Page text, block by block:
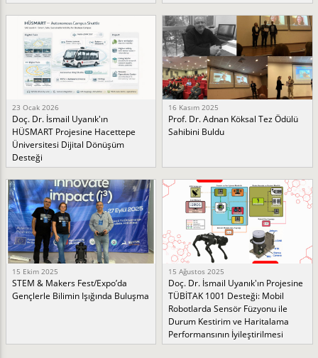
23 Ocak 2026
Doç. Dr. İsmail Uyanık'ın
HÜSMART Projesine Hacettepe
Üniversitesi Dijital Dönüşüm
Desteği
16 Kasım 2025
Prof. Dr. Adnan Köksal Tez Ödülü
Sahibini Buldu
15 Ekim 2025
STEM & Makers Fest/Expo’da
Gençlerle Bilimin Işığında Buluşma
15 Ağustos 2025
Doç. Dr. İsmail Uyanık'ın Projesine
TÜBİTAK 1001 Desteği: Mobil
Robotlarda Sensör Füzyonu ile
Durum Kestirim ve Haritalama
Performansının İyileştirilmesi